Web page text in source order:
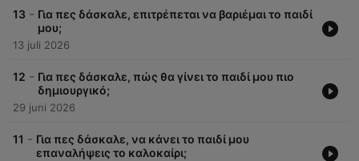
13 - Για πες δάσκαλε, επιτρέπεται να βαριέμαι το παιδί
μου;
13 juli 2026
12 - Για πες δάσκαλε, πώς θα γίνει το παιδί μου πιο
δημιουργικό;
29 juni 2026
11 - Για πες δάσκαλε, να κάνει το παιδί μου
επαναλήψεις το καλοκαίρι;